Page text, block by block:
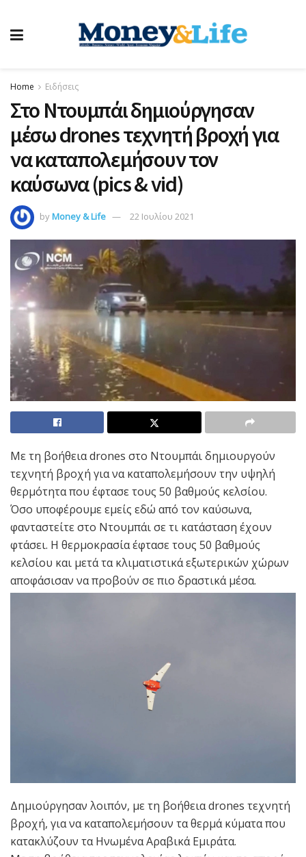
Home Ειδήσεις
Στο Ντουμπάι δημιούργησαν
μέσω drones τεχνητή βροχή για
να καταπολεμήσουν τον
καύσωνα (pics & vid)
byMoney & Life 22 Ιουλίου 2021
Με τη βοήθεια drones στο Ντουμπάι δημιουργούν
τεχνητή βροχή για να καταπολεμήσουν την υψηλή
θερμότητα που έφτασε τους 50 βαθμούς κελσίου.
Όσο υποφέρουμε εμείς εδώ από τον καύσωνα,
φανταστείτε στο Ντουμπάι σε τι κατάσταση έχουν
φτάσει. Η θερμοκρασία έφτασε τους 50 βαθμούς
κελσίου και μετά τα κλιματιστικά εξωτερικών χώρων
αποφάσισαν να προβούν σε πιο δραστικά μέσα.
Δημιούργησαν λοιπόν, με τη βοήθεια drones τεχνητή
βροχή, για να καταπολεμήσουν τα θερμά κύματα που
κατακλύζουν τα Ηνωμένα Αραβικά Εμιράτα.